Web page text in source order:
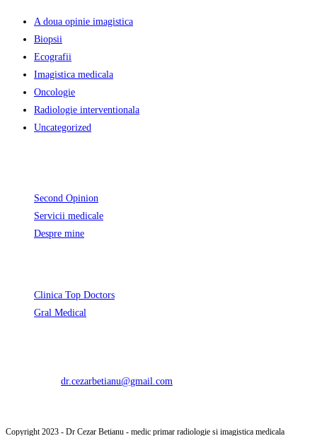
A doua opinie imagistica
Biopsii
Ecografii
Imagistica medicala
Oncologie
Radiologie interventionala
Uncategorized
Second Opinion
Servicii medicale
Despre mine
Clinica Top DoctorsOpens
Gral Medical
tab
dr.cezarbetianu@gmail.com
application
Copyright 2023 - Dr Cezar Betianu - medic primar radiologie si imagistica medicala